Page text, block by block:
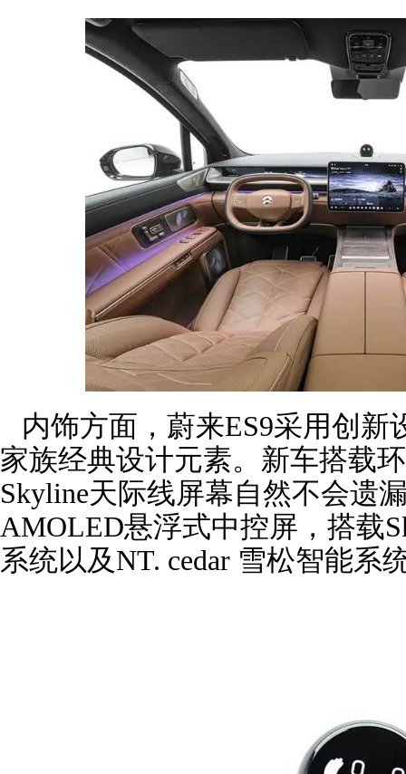
内饰方面，蔚来ES9采用创新
家族经典设计元素。新车搭载
Skyline天际线屏幕自然不会遗
AMOLED悬浮式中控屏，搭载
系统以及NT. cedar 雪松智能系